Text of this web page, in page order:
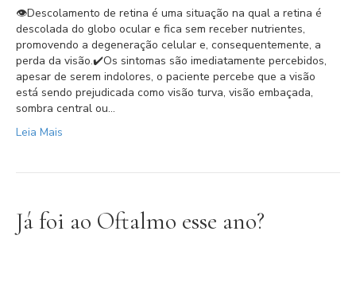
👁Descolamento de retina é uma situação na qual a retina é
descolada do globo ocular e fica sem receber nutrientes,
promovendo a degeneração celular e, consequentemente, a
perda da visão.⁣⁣⁣⁣✔️Os sintomas são imediatamente percebidos,
apesar de serem indolores, o paciente percebe que a visão
está sendo prejudicada como visão turva, visão embaçada,
sombra central ou…
Leia Mais
Já foi ao Oftalmo esse ano?